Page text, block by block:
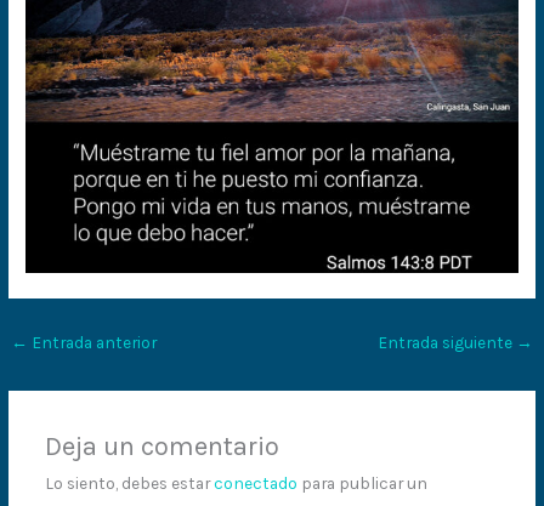
← Entrada anterior Entrada siguiente →
Deja un comentario
Lo siento, debes estarconectado para publicar un